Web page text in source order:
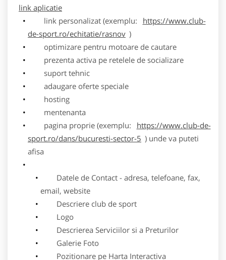
link aplicatie
link personalizat (exemplu:
https://www.club-
de-sport.ro/echitatie/rasnov )
optimizare pentru motoare de cautare
prezenta activa pe retelele de socializare
suport tehnic
adaugare oferte speciale
hosting
mentenanta
pagina proprie (exemplu:
https://www.club-de-
sport.ro/dans/bucuresti-sector-5 ) unde va puteti
afisa
Datele de Contact - adresa, telefoane, fax,
email, website
Descriere club de sport
Logo
Descrierea Serviciilor si a Preturilor
Galerie Foto
Pozitionare pe Harta Interactiva